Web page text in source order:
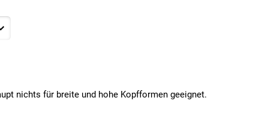
nichts für breite und hohe Kopfformen geeignet.